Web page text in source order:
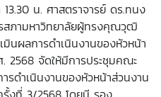
น. ศาสตราจารย์ ดร.ทนง
สภามหาวิทยาลัยผู้ทรงคุณวุฒิ
มินผลการดำเนินงานของหัวหน้า
2568 จัดให้มีการประชุมคณะ
รดำเนินงานของหัวหน้าส่วนงาน